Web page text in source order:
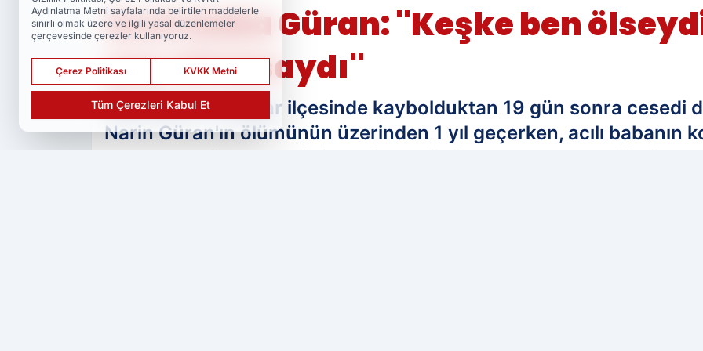
Acılı baba Güran: ''Keşke ben
şey olmasaydı''
Diyarbakır'ın Bağlar ilçesinde kaybolduktan 19 gün sonra cesedi
Narin Güran'ın ölümünün üzerinden 1 yıl geçerken, acılı babanın
dokundu. Dün cezaevi ziyaretinde düşüp kolunu kıran Arif Güran,
Aydınlatma Metni sayfalarında belirtilen maddelerle
sınırlı olmak üzere ve ilgili yasal düzenlemeler
çerçevesinde çerezler kullanıyoruz.
Çerez Politikası KVKK Metni
Tüm Çerezleri Kabul Et